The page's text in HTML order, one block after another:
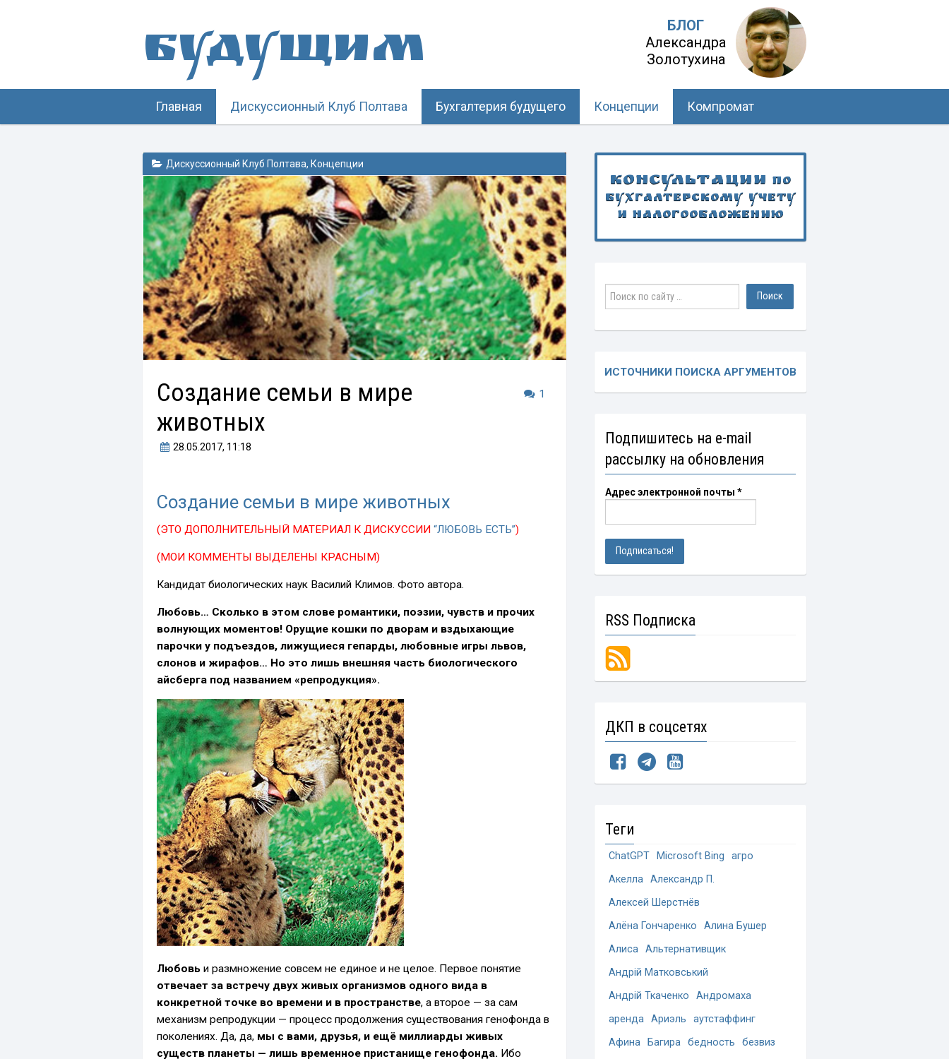
Будущим
БЛОГ
Александра
Золотухина
Главная Дискуссионный Клуб Полтава Бухгалтерия будущего Концепции Компромат
Дискуссионный Клуб Полтава, Концепции
1
Создание семьи в мире
животных
28.05.2017, 11:18
Создание семьи в мире животных
(ЭТО ДОПОЛНИТЕЛЬНЫЙ МАТЕРИАЛ К ДИСКУССИИ “ЛЮБОВЬ ЕСТЬ”)
(МОИ КОММЕНТЫ ВЫДЕЛЕНЫ КРАСНЫМ)
Кандидат биологических наук Василий Климов. Фото автора.
Любовь… Сколько в этом слове романтики, поэзии, чувств и прочих
волнующих моментов! Орущие кошки по дворам и вздыхающие
парочки у подъездов, лижущиеся гепарды, любовные игры львов,
слонов и жирафов… Но это лишь внешняя часть биологического
айсберга под названием «репродукция».
Любовь и размножение совсем не единое и не целое. Первое понятие
отвечает за встречу двух живых организмов одного вида в
конкретной точке во времени и в пространстве, а второе — за сам
механизм репродукции — процесс продолжения существования генофонда в
поколениях. Да, да, мы с вами, друзья, и ещё миллиарды живых
существ планеты — лишь временное пристанище генофонда. Ибо
Консультации по
бухгалтерскому учету
и налогообложению
ИСТОЧНИКИ ПОИСКА АРГУМЕНТОВ
Подпишитесь на e-mail
рассылку на обновления
Адрес электронной почты *
RSS Подписка
ДКП в соцсетях
Теги
ChatGPT Microsoft Bing
агро
Акелла Александр П.
Алексей Шерстнёв
Алёна Гончаренко
Алина Бушер
Алиса Альтернативщик
Андрій Матковський
Андрій Ткаченко
Андромаха
аренда Ариэль
аутстаффинг
Афина
Багира бедность
безвиз